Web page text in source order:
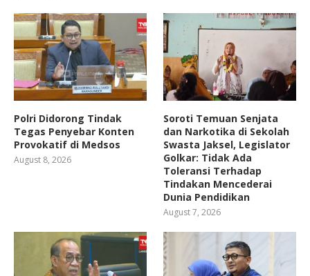
Polri Didorong Tindak
Tegas Penyebar Konten
Provokatif di Medsos
August 8, 2026
Soroti Temuan Senjata
dan Narkotika di Sekolah
Swasta Jaksel, Legislator
Golkar: Tidak Ada
Toleransi Terhadap
Tindakan Mencederai
Dunia Pendidikan
August 7, 2026